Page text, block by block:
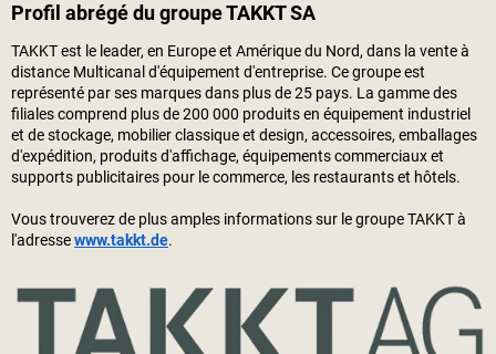
Profil abrégé du groupe TAKKT SA
TAKKT est le leader, en Europe et Amérique du Nord, dans la vente à
distance Multicanal d'équipement d'entreprise. Ce groupe est
représenté par ses marques dans plus de 25 pays. La gamme des
filiales comprend plus de 200 000 produits en équipement industriel
et de stockage, mobilier classique et design, accessoires, emballages
d'expédition, produits d'affichage, équipements commerciaux et
supports publicitaires pour le commerce, les restaurants et hôtels.
Vous trouverez de plus amples informations sur le groupe TAKKT à
l'adressewww.takkt.de.